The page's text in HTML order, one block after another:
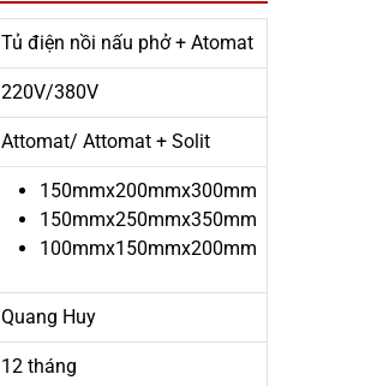
Tủ điện nồi nấu phở + Atomat
220V/380V
Attomat/ Attomat + Solit
150mmx200mmx300mm
150mmx250mmx350mm
100mmx150mmx200mm
Quang Huy
12 tháng